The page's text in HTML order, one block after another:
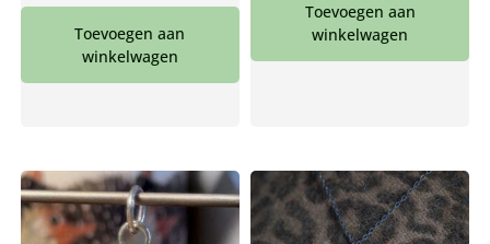
Toevoegen aan
winkelwagen
Toevoegen aan
winkelwagen